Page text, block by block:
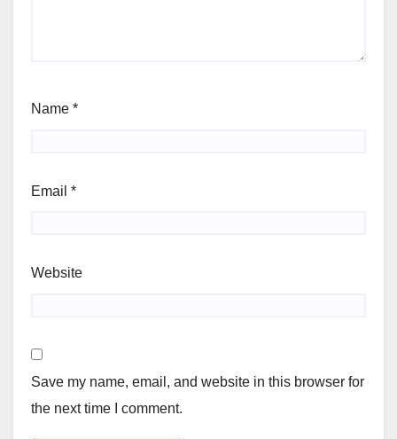
Name *
Email *
Website
Save my name, email, and website in this browser for
the next time I comment.